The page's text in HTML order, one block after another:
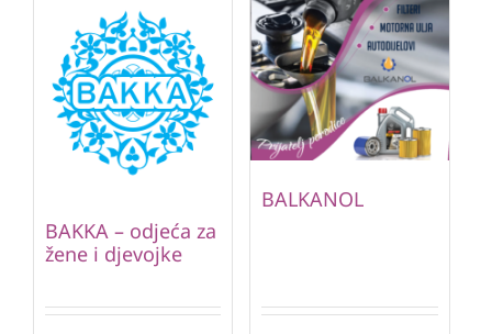
BAKKA – odjeća za
žene i djevojke
BALKANOL